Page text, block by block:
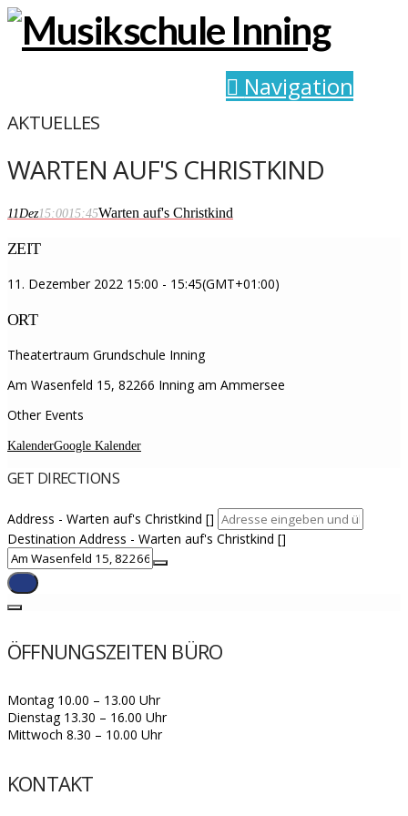
Navigation
AKTUELLES
WARTEN AUF'S CHRISTKIND
11Dez15:0015:45Warten auf's Christkind
ZEIT
11. Dezember 2022 15:00 - 15:45(GMT+01:00)
ORT
Theatertraum Grundschule Inning
Am Wasenfeld 15, 82266 Inning am Ammersee
Other Events
KalenderGoogle Kalender
GET DIRECTIONS
Address - Warten auf's Christkind []
Destination Address - Warten auf's Christkind []
ÖFFNUNGSZEITEN BÜRO
Montag 10.00 – 13.00 Uhr
Dienstag 13.30 – 16.00 Uhr
Mittwoch 8.30 – 10.00 Uhr
KONTAKT